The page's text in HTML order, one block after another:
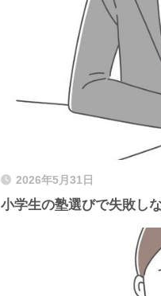
2026年5月31日
小学生の塾選びで失敗し